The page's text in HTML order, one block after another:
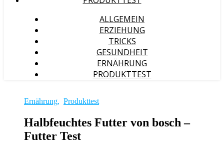
ALLGEMEIN
ERZIEHUNG
TRICKS
GESUNDHEIT
ERNÄHRUNG
PRODUKTTEST
Ernährung, Produkttest
Halbfeuchtes Futter von bosch –
Futter Test